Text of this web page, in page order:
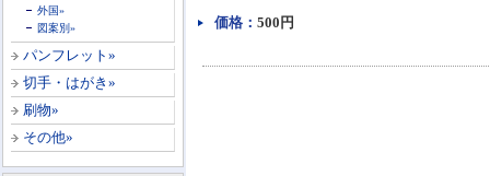
外国»
図案別»
パンフレット»
切手・はがき»
刷物»
その他»
価格：500円